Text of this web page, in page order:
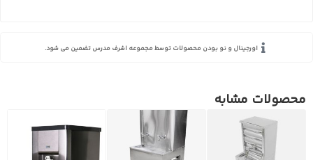
اورجینال و نو بودن محصولات توسط مجموعه اشرف مدرس تضمین می شود.
محصولات مشابه